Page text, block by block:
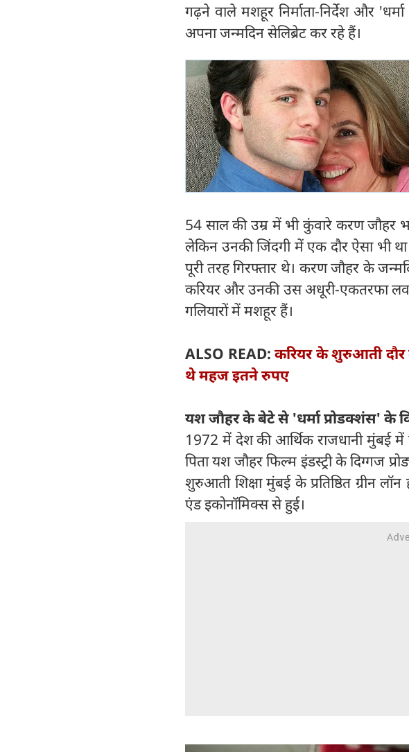
गढ़ने वाले मशहूर निर्माता-निर्देश और
अपना जन्मदिन सेलिब्रेट कर रहे हैं।
54 साल की उम्र में भी कुंवारे करण
लेकिन उनकी जिंदगी में एक दौर ऐसा भी
पूरी तरह गिरफ्तार थे। करण जौहर के
करियर और उनकी उस अधूरी-एकतरफा
गलियारों में मशहूर हैं।
ALSO READ: करियर के शुरुआती दौर
थे महज इतने रुपए
यश जौहर के बेटे से 'धर्मा प्रोडक्शंस' के
1972 में देश की आर्थिक राजधानी मुंबई
पिता यश जौहर फिल्म इंडस्ट्री के दिग्गज
शुरुआती शिक्षा मुंबई के प्रतिष्ठित
एंड इकोनॉमिक्स से हुई।